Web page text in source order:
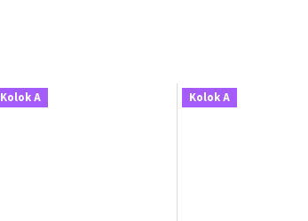
Kolok A Kolok A